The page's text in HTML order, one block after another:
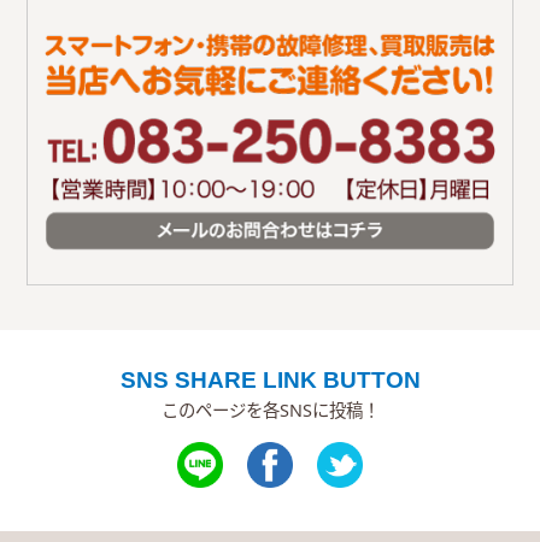
SNS SHARE LINK BUTTON
このページを各SNSに投稿！